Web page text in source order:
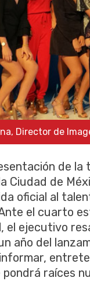
junto al elenco
de la
Ciudad de
oficial al
el cuarto
el ejecutivo
año del
raíces